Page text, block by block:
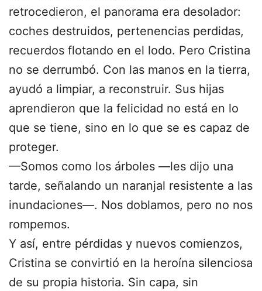
retrocedieron, el panorama era desolador:
coches destruidos, pertenencias perdidas,
recuerdos flotando en el lodo. Pero Cristina
no se derrumbó. Con las manos en la tierra,
ayudó a limpiar, a reconstruir. Sus hijas
aprendieron que la felicidad no está en lo
que se tiene, sino en lo que se es capaz de
proteger.
—Somos como los árboles —les dijo una
tarde, señalando un naranjal resistente a las
inundaciones—. Nos doblamos, pero no nos
rompemos.
Y así, entre pérdidas y nuevos comienzos,
Cristina se convirtió en la heroína silenciosa
de su propia historia. Sin capa, sin